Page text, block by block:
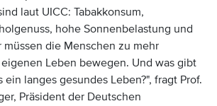
laut UICC: Tabakkonsum,
hohe Sonnenbelastung und
die Menschen zu mehr
Leben bewegen. Und was gibt
langes gesundes Leben?", fragt Prof.
Präsident der Deutschen